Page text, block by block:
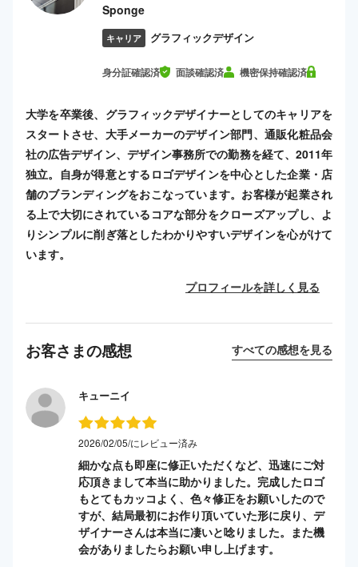
Sponge
キャリア グラフィックデザイン
身分証確認済 面談確認済 機密保持確認済
大学を卒業後、グラフィックデザイナーとしてのキャリアを
スタートさせ、大手メーカーのデザイン部門、通販化粧品会
社の広告デザイン、デザイン事務所での勤務を経て、2011年
独立。自身が得意とするロゴデザインを中心とした企業・店
舗のブランディングをおこなっています。お客様が起業され
る上で大切にされているコアな部分をクローズアップし、よ
りシンプルに削ぎ落としたわかりやすいデザインを心がけて
います。
プロフィールを詳しく見る
お客さまの感想 すべての感想を見る
キューニイ
2026/02/05/にレビュー済み
細かな点も即座に修正いただくなど、迅速にご対
応頂きまして本当に助かりました。完成したロゴ
もとてもカッコよく、色々修正をお願いしたので
すが、結局最初にお作り頂いていた形に戻り、デ
ザイナーさんは本当に凄いと唸りました。また機
会がありましたらお願い申し上げます。